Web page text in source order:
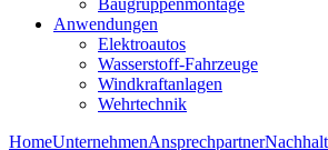
Baugruppenmontage
Anwendungen
Elektroautos
Wasserstoff-Fahrzeuge
Windkraftanlagen
Wehrtechnik
HomeUnternehmenAnsprechpartner